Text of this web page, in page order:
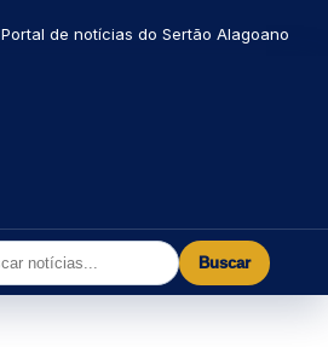
Portal de notícias do Sertão Alagoano
Buscar